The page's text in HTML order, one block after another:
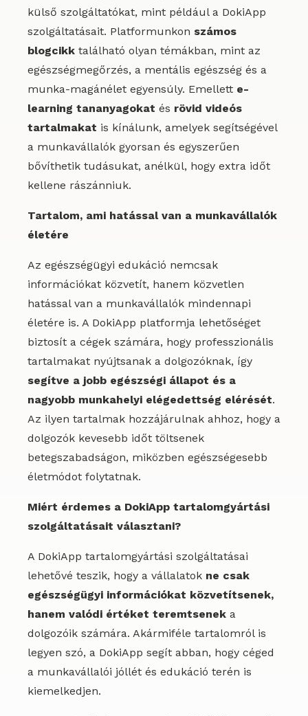
külső szolgáltatókat, mint például a DokiApp
szolgáltatásait. Platformunkon számos
blogcikk található olyan témákban, mint az
egészségmegőrzés, a mentális egészség és a
munka-magánélet egyensúly. Emellett e-
learning tananyagokat és rövid videós
tartalmakat is kínálunk, amelyek segítségével
a munkavállalók gyorsan és egyszerűen
bővíthetik tudásukat, anélkül, hogy extra időt
kellene rászánniuk.
Tartalom, ami hatással van a munkavállalók
életére
Az egészségügyi edukáció nemcsak
információkat közvetít, hanem közvetlen
hatással van a munkavállalók mindennapi
életére is. A DokiApp platformja lehetőséget
biztosít a cégek számára, hogy professzionális
tartalmakat nyújtsanak a dolgozóknak, így
segítve a jobb egészségi állapot és a
nagyobb munkahelyi elégedettség elérését.
Az ilyen tartalmak hozzájárulnak ahhoz, hogy a
dolgozók kevesebb időt töltsenek
betegszabadságon, miközben egészségesebb
életmódot folytatnak.
Miért érdemes a DokiApp tartalomgyártási
szolgáltatásait választani?
A DokiApp tartalomgyártási szolgáltatásai
lehetővé teszik, hogy a vállalatok ne csak
egészségügyi információkat közvetítsenek,
hanem valódi értéket teremtsenek a
dolgozóik számára. Akármiféle tartalomról is
legyen szó, a DokiApp segít abban, hogy céged
a munkavállalói jóllét és edukáció terén is
kiemelkedjen.